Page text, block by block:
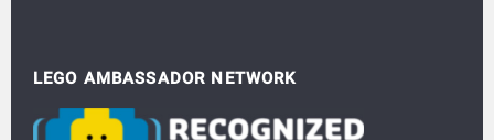
LEGO AMBASSADOR NETWORK